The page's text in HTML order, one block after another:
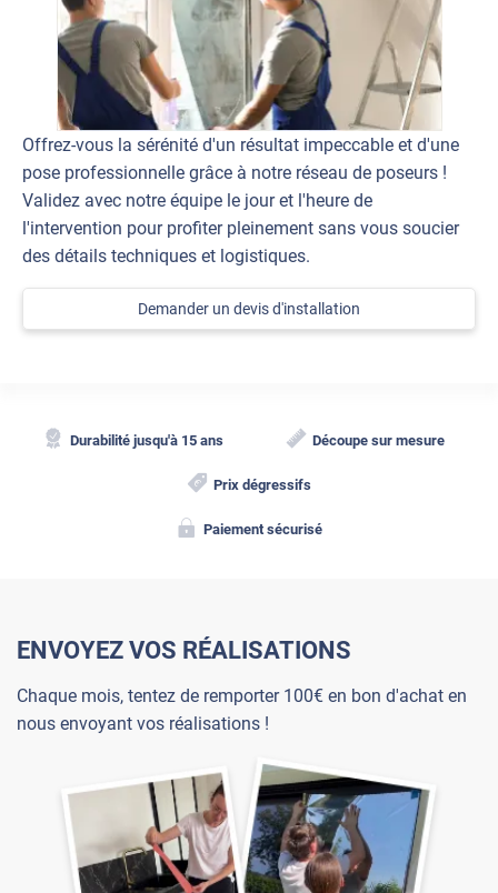
Offrez-vous la sérénité d'un résultat impeccable et d'une
pose professionnelle grâce à notre réseau de poseurs !
Validez avec notre équipe le jour et l'heure de
l'intervention pour profiter pleinement sans vous soucier
des détails techniques et logistiques.
Demander un devis d'installation
Durabilité jusqu'à 15 ans Découpe sur mesure
Prix dégressifs
Paiement sécurisé
ENVOYEZ VOS RÉALISATIONS
Chaque mois, tentez de remporter 100€ en bon d'achat en
nous envoyant vos réalisations !